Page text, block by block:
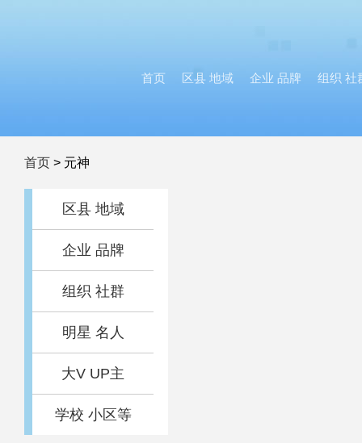
首页 区县 地域 企业 品牌 组织 社
首页 > 元神
区县 地域
企业 品牌
组织 社群
明星 名人
大V UP主
学校 小区等